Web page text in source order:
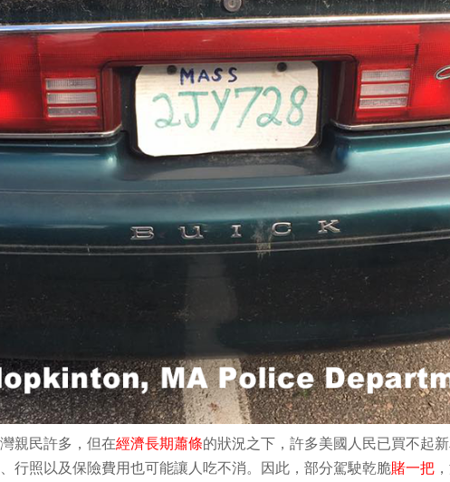
親民許多，但在經濟長期蕭條的狀況之下，許多美國人民已買不起
行照以及保險費用也可能讓人吃不消。因此，部分駕駛乾脆賭一把